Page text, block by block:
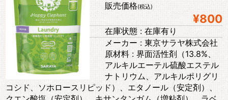
販売価格(税込)
¥800
在庫状態 : 在庫有り
メーカー : 東京サラヤ株式会社
原材料 : 界面活性剤（13.8%、
アルキルエーテル硫酸エステル
ナトリウム、アルキルポリグリ
コシド、ソホロースリピッド）、エタノール（安定剤）、